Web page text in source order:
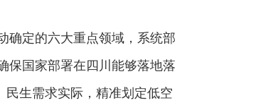
确定的六大重点领域，系统部
保国家部署在四川能够落地落
生需求实际，精准划定低空